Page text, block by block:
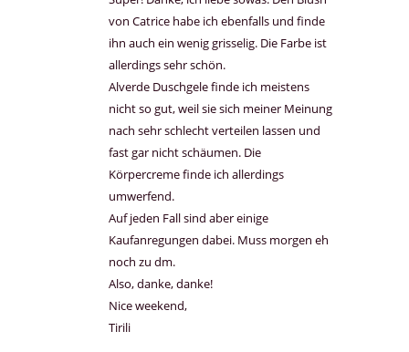
von Catrice habe ich ebenfalls und finde
ihn auch ein wenig grisselig. Die Farbe ist
allerdings sehr schön.
Alverde Duschgele finde ich meistens
nicht so gut, weil sie sich meiner Meinung
nach sehr schlecht verteilen lassen und
fast gar nicht schäumen. Die
Körpercreme finde ich allerdings
umwerfend.
Auf jeden Fall sind aber einige
Kaufanregungen dabei. Muss morgen eh
noch zu dm.
Also, danke, danke!
Nice weekend,
Tirili